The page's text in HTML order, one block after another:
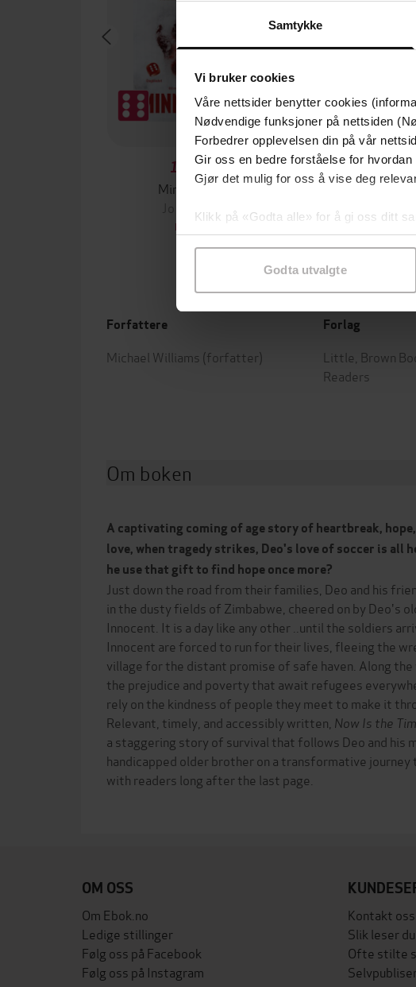
Samtykke
Vi bruker cookies
Våre nettsider benytter cookies
Nødvendige funksjoner på nettsiden
Forbedrer opplevelsen din på vår
Gir oss en bedre forståelse for
Gjør det mulig for oss å vise deg
Klikk på «Godta alle» for å gi oss ditt
samtykke til spesifikke formål ved å
Godta utvalgte
199,-
Minnesota
EBOK
349,-
Utskudd
Jørn Lier Horst
Forfattere
Michael Williams (forfatter)
Forlag
Little, Brown
Readers
Om boken
A captivating coming of age story of heartbreak,
love, when tragedy strikes, Deo's love of soccer is all
he use that gift to find hope once more?
Just down the road from their families, Deo and his
in the dusty fields of Zimbabwe, cheered on by Deo's
Innocent. It is a day like any other ..until the soldiers
Innocent are forced to run for their lives, fleeing the
village for the distant promise of safe haven. Along the
the prejudice and poverty that await refugees
rely on the kindness of people they meet to make it
Relevant, timely, and accessibly written, Now Is the
a staggering story of survival that follows Deo and his
handicapped older brother on a transformative
with readers long after the last page.
OM OSS
Om Ebok.no
Ledige stillinger
Følg oss på Facebook
Følg oss på Instagram
Kontakt oss
Slik leser
Ofte stilte